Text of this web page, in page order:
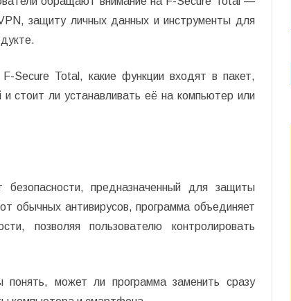
защиту личных данных и инструменты для
Secure Total, какие функции входят в пакет,
и стоит ли устанавливать её на компьютер или
предназначенный для защиты
обычных антивирусов, программа объединяет
позволяя пользователю контролировать
может ли программа заменить сразу